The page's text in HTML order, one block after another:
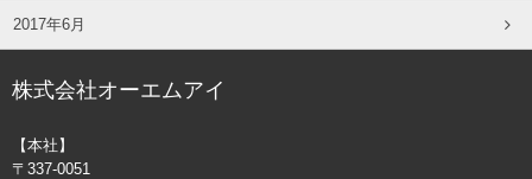
2017年6月
株式会社オーエムアイ
【本社】
〒337-0051